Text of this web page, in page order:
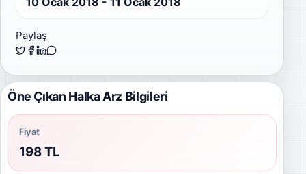
Paylaş
Öne Çıkan Halka Arz Bilgileri
Fiyat
198 TL